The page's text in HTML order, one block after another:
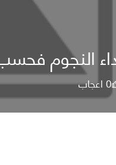
النجوم
0اعجاب